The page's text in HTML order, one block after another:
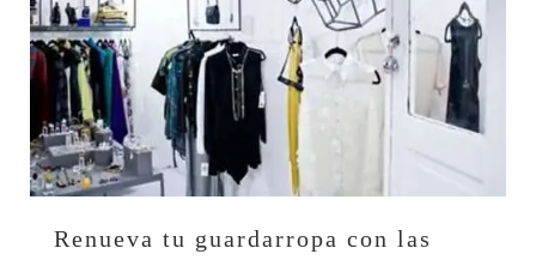
Renueva tu guardarropa con las